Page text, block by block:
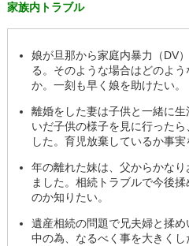
家族内トラブル
娘が旦那から家庭内暴力（DV
る。そのような場合はどのよ
か。一刻も早く娘を助けたい。
離婚をした妻は子供と一緒に
いだ子供の様子を見に行った
した。育児放棄しているか事実
年の離れた妹は、父からかな
ました。相続トラブルで今後
のか知りたい。
遺産相続の問題で兄夫婦と揉
中の為、なるべく事を大きく